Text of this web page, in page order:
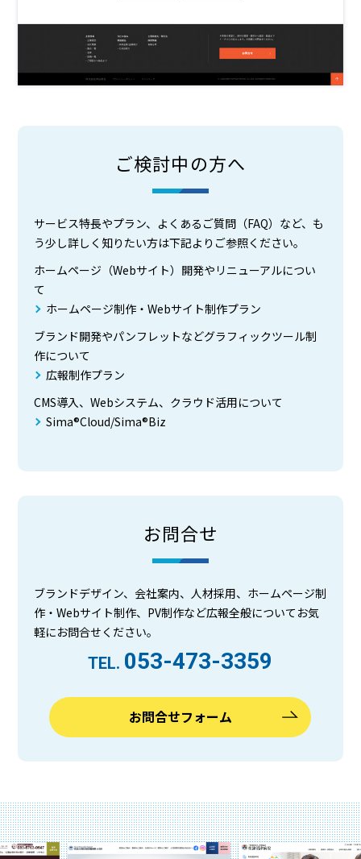
ご検討中の方へ
サービス特長やプラン、よくあるご質問（FAQ）など、も
う少し詳しく知りたい方は下記よりご参照ください。
ホームページ（Webサイト）開発やリニューアルについ
て
ホームページ制作・Webサイト制作プラン
ブランド開発やパンフレットなどグラフィックツール制
作について
広報制作プラン
CMS導入、Webシステム、クラウド活用について
Sima®Cloud/Sima®Biz
お問合せ
ブランドデザイン、会社案内、人材採用、ホームページ制
作・Webサイト制作、PV制作など広報全般についてお気
軽にお問合せください。
TEL. 053-473-3359
お問合せフォーム